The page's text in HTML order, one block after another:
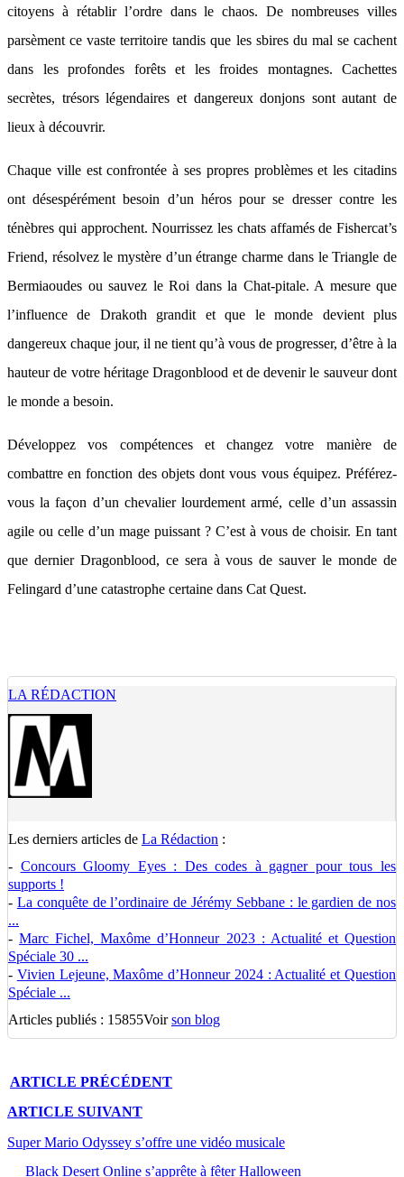
citoyens à rétablir l’ordre dans le chaos. De nombreuses villes
parsèment ce vaste territoire tandis que les sbires du mal se cachent
dans les profondes forêts et les froides montagnes. Cachettes
secrètes, trésors légendaires et dangereux donjons sont autant de
lieux à découvrir.
Chaque ville est confrontée à ses propres problèmes et les citadins
ont désespérément besoin d’un héros pour se dresser contre les
ténèbres qui approchent. Nourrissez les chats affamés de Fishercat’s
Friend, résolvez le mystère d’un étrange charme dans le Triangle de
Bermiaoudes ou sauvez le Roi dans la Chat-pitale. A mesure que
l’influence de Drakoth grandit et que le monde devient plus
dangereux chaque jour, il ne tient qu’à vous de progresser, d’être à la
hauteur de votre héritage Dragonblood et de devenir le sauveur dont
le monde a besoin.
Développez vos compétences et changez votre manière de
combattre en fonction des objets dont vous vous équipez. Préférez-
vous la façon d’un chevalier lourdement armé, celle d’un assassin
agile ou celle d’un mage puissant ? C’est à vous de choisir. En tant
que dernier Dragonblood, ce sera à vous de sauver le monde de
Felingard d’une catastrophe certaine dans Cat Quest.
LA RÉDACTION
Les derniers articles de La Rédaction :
- Concours Gloomy Eyes : Des codes à gagner pour tous les
supports !
- La conquête de l’ordinaire de Jérémy Sebbane : le gardien de nos
...
-Marc Fichel, Maxôme d’Honneur 2023 : Actualité et Question
Spéciale 30 ...
- Vivien Lejeune, Maxôme d’Honneur 2024 : Actualité et Question
Spéciale ...
Articles publiés : 15855Voirson blog
ARTICLE PRÉCÉDENT
ARTICLE SUIVANT
Super Mario Odyssey s’offre une vidéo musicale
Black Desert Online s’apprête à fêter Halloween